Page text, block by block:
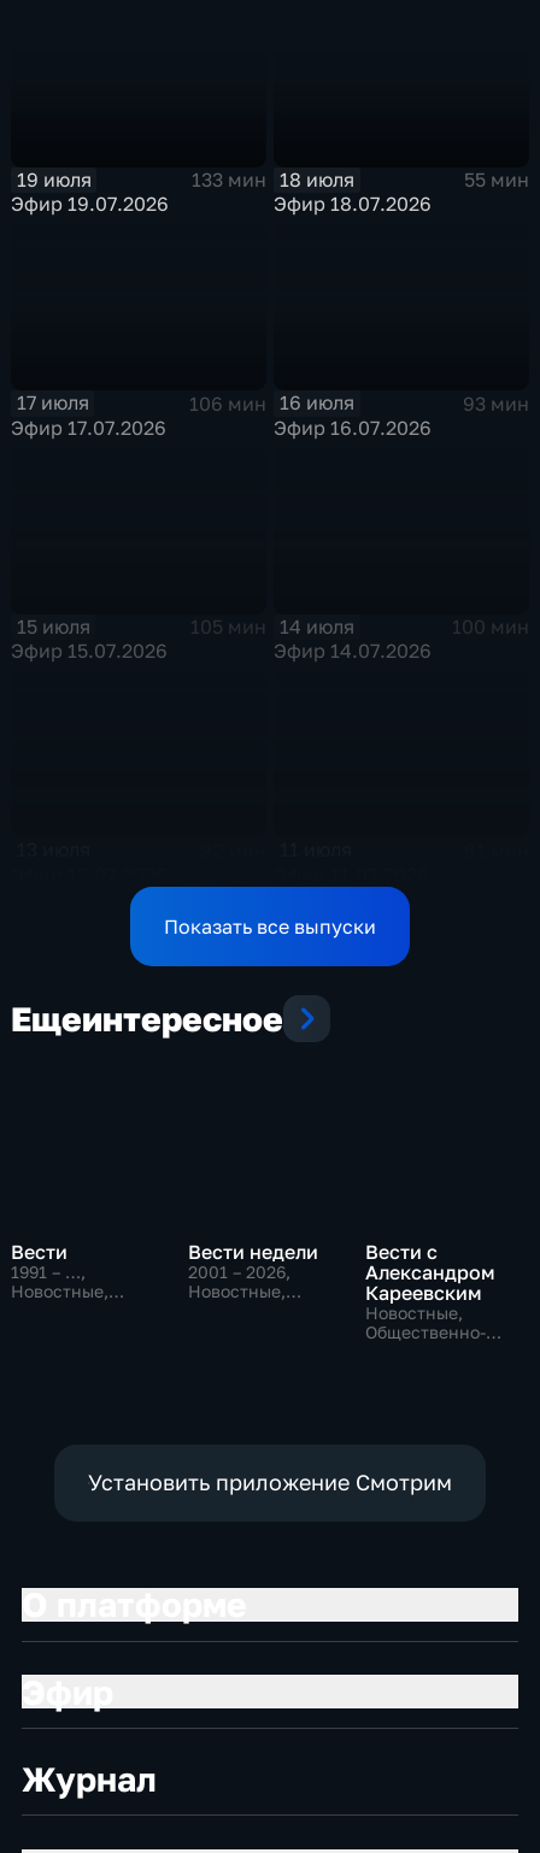
19 июля
133 мин
Эфир 19.07.2026
18 июля
55 мин
Эфир 18.07.2026
17 июля
106 мин
Эфир 17.07.2026
16 июля
93 мин
Эфир 16.07.2026
15 июля
105 мин
Эфир 15.07.2026
14 июля
100 мин
Эфир 14.07.2026
Показать все выпуски
Ещеинтересное
Вести
1991 – …,
Новостные,
Вести недели
2001 – 2026,
Новостные,
Вести с
Александром
Кареевским
Новостные,
Общественно-
Установить приложение Смотрим
Журнал